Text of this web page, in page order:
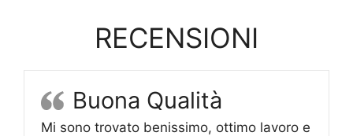
RECENSIONI
Buona Qualità
Mi sono trovato benissimo, ottimo lavoro e